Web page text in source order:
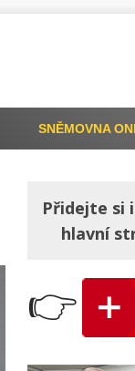
SNĚMOVNA
Přidejte si
hlavní
👉